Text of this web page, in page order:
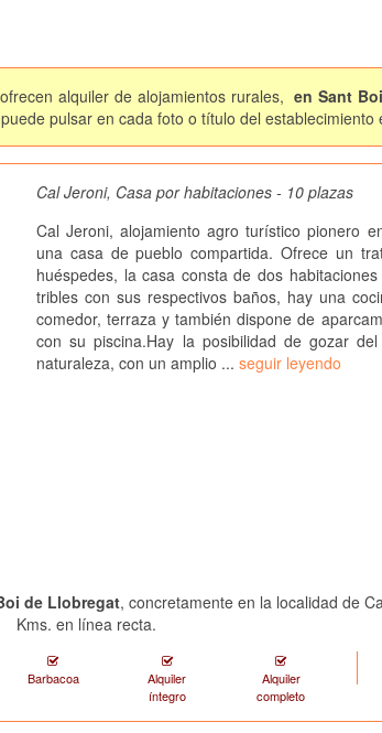
alquiler de alojamientos rurales, en Sant
pulsar en cada foto o título del establecimiento
Cal Jeroni, Casa por habitaciones - 10 plazas
Cal Jeroni, alojamiento agro turístico pionero
una casa de pueblo compartida. Ofrece un
huéspedes, la casa consta de dos
tribles con sus respectivos baños, hay una
comedor, terraza y también dispone de
con su piscina.Hay la posibilidad de gozar
naturaleza, con un amplio ... seguir leyendo
de Llobregat, concretamente en la localidad de
Kms. en línea recta.
Barbacoa
Alquiler
íntegro
Alquiler
completo